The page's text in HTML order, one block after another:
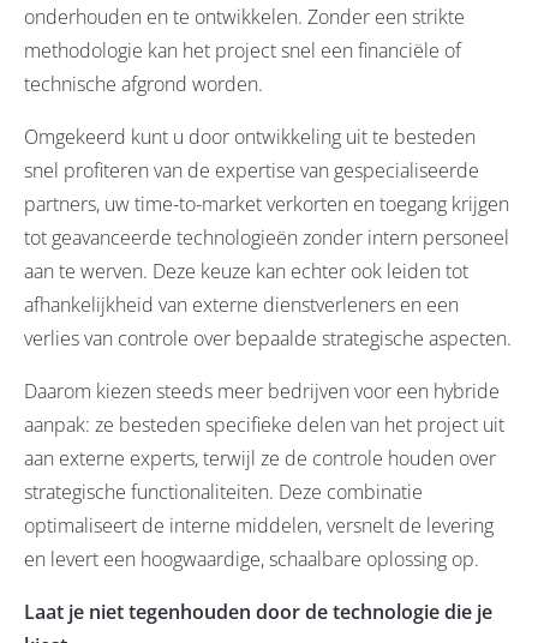
onderhouden en te ontwikkelen. Zonder een strikte
methodologie kan het project snel een financiële of
technische afgrond worden.
Omgekeerd kunt u door ontwikkeling uit te besteden
snel profiteren van de expertise van gespecialiseerde
partners, uw time-to-market verkorten en toegang krijgen
tot geavanceerde technologieën zonder intern personeel
aan te werven. Deze keuze kan echter ook leiden tot
afhankelijkheid van externe dienstverleners en een
verlies van controle over bepaalde strategische aspecten.
Daarom kiezen steeds meer bedrijven voor een hybride
aanpak: ze besteden specifieke delen van het project uit
aan externe experts, terwijl ze de controle houden over
strategische functionaliteiten. Deze combinatie
optimaliseert de interne middelen, versnelt de levering
en levert een hoogwaardige, schaalbare oplossing op.
Laat je niet tegenhouden door de technologie die je